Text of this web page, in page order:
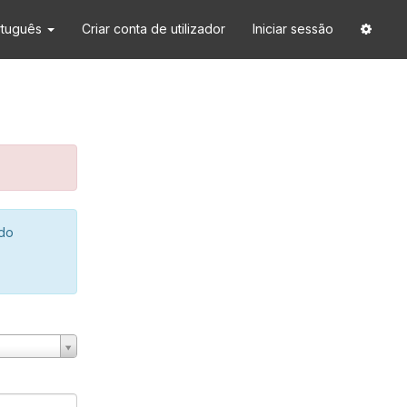
Criar conta de utilizador Iniciar sessão